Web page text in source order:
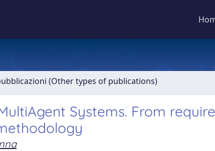
(Other types of publications)
Systems. From